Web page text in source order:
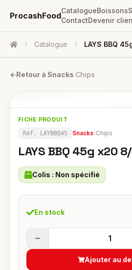
ProcashFood
CatalogueBoissons
ContactDevenir
Accueil Catalogue LAYS BBQ
←Retour à Snacks·Chips
FICHE PRODUIT
Réf. LAYBBQ45 Snacks›Chips
LAYS BBQ 45g x20
Colis : Non spécifié
En stock
1
Ajouter au